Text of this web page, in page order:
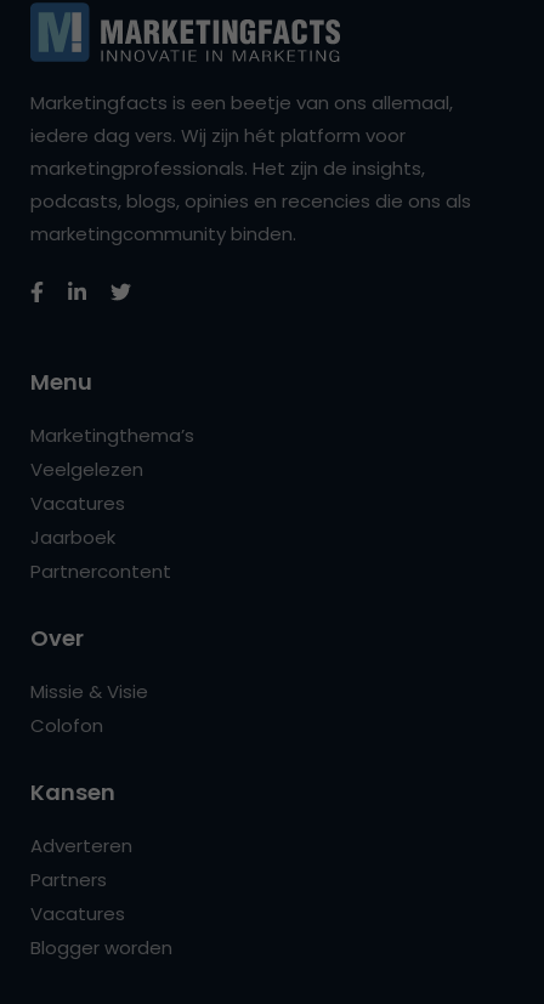
Marketingfacts is een beetje van ons allemaal,
iedere dag vers. Wij zijn hét platform voor
marketingprofessionals. Het zijn de insights,
podcasts, blogs, opinies en recencies die ons als
marketingcommunity binden.
Menu
Marketingthema’s
Veelgelezen
Vacatures
Jaarboek
Partnercontent
Over
Missie & Visie
Colofon
Kansen
Adverteren
Partners
Vacatures
Blogger worden